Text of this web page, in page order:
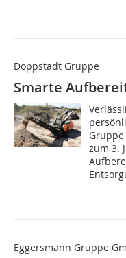
Doppstadt Gruppe
Smarte
zum 3.
Eggersmann Gruppe